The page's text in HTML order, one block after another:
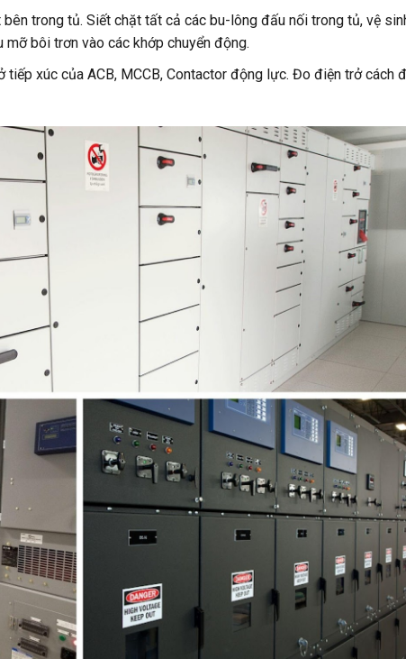
trong tủ. Siết chặt tất cả các bu-lông đấu nối trong tủ, vệ
mỡ bôi trơn vào các khớp chuyển động.
xúc của ACB, MCCB, Contactor động lực. Đo điện trở cách